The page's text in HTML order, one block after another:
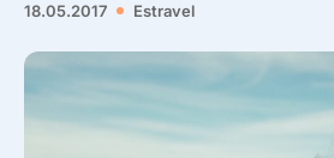
18.05.2017 Estravel